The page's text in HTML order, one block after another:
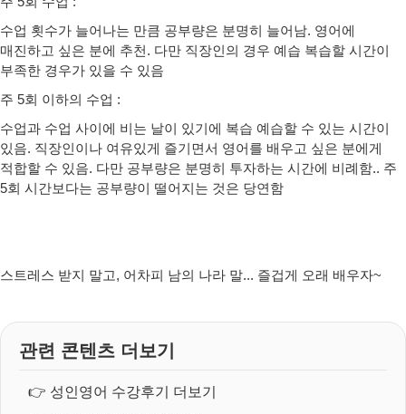
수업 횟수가 늘어나는 만큼 공부량은 분명히 늘어남. 영어에
매진하고 싶은 분에 추천. 다만 직장인의 경우 예습 복습할 시간이
부족한 경우가 있을 수 있음
주 5회 이하의 수업 :
수업과 수업 사이에 비는 날이 있기에 복습 예습할 수 있는 시간이
있음. 직장인이나 여유있게 즐기면서 영어를 배우고 싶은 분에게
적합할 수 있음. 다만 공부량은 분명히 투자하는 시간에 비례함.. 주
5회 시간보다는 공부량이 떨어지는 것은 당연함
스트레스 받지 말고, 어차피 남의 나라 말... 즐겁게 오래 배우자~
관련 콘텐츠 더보기
👉 성인영어 수강후기 더보기